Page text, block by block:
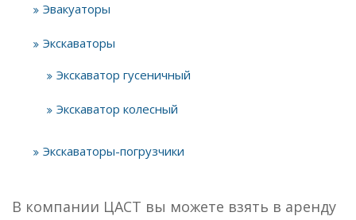
Эвакуаторы
Экскаваторы
Экскаватор гусеничный
Экскаватор колесный
Экскаваторы-погрузчики
В компании ЦАСТ вы можете взять в аренду